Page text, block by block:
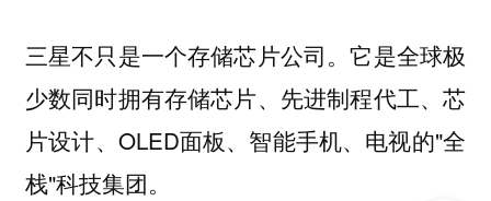
三星不只是一个存储芯片公司。它是全球极
少数同时拥有存储芯片、先进制程代工、芯
片设计、OLED面板、智能手机、电视的"全
栈"科技集团。